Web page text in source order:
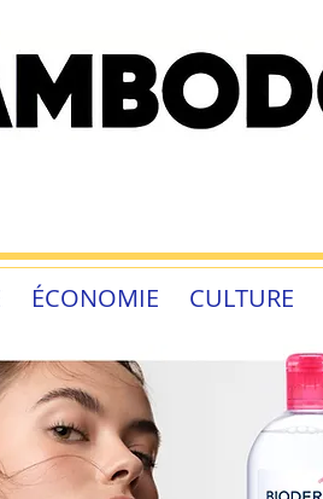
ÉCONOMIE CULTURE